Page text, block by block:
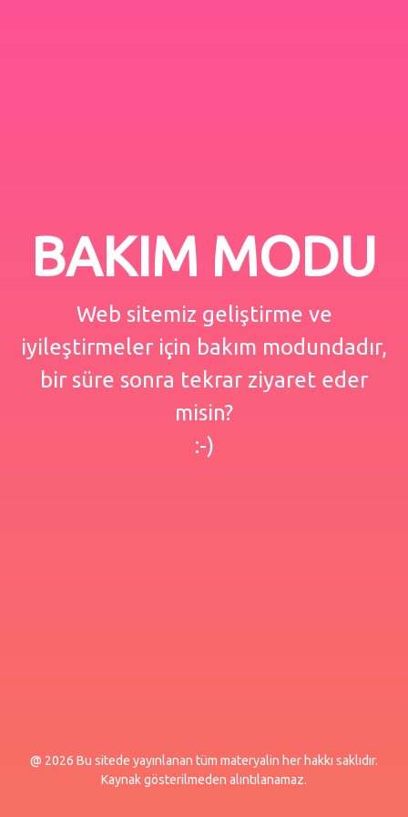
BAKIM MODU
Web sitemiz geliştirme ve
iyileştirmeler için bakım modundadır,
bir süre sonra tekrar ziyaret eder
misin?
:-)
@ 2026 Bu sitede yayınlanan tüm materyalin her hakkı saklıdır.
Kaynak gösterilmeden alıntılanamaz.